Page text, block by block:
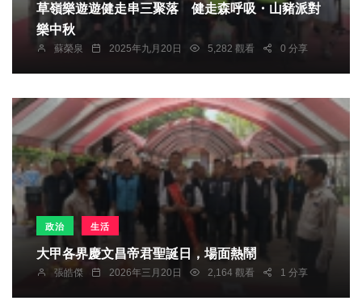
草嶺樂遊遊健走串三聚落 健走森呼吸・山豬派對
樂中秋
蘇榮泉 2025年九月20日 5,282 觀看 0 分享
政治 生活
大甲各界慶文昌帝君聖誕日，場面熱鬧
張皓傑 2026年三月20日 2,164 觀看 1 分享